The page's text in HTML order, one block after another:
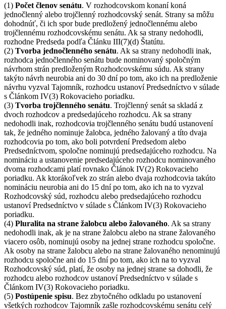
(1) Počet členov senátu. V rozhodcovskom konaní koná
jednočlenný alebo trojčlenný rozhodcovský senát. Strany sa môžu
dohodnúť, či ich spor bude predložený jednočlennému alebo
trojčlennému rozhodcovskému senátu. Ak sa strany nedohodli,
rozhodne Predseda podľa Článku III(7)(d) Štatútu.
(2) Tvorba jednočlenného senátu. Ak sa strany nedohodli inak,
rozhodca jednočlenného senátu bude nominovaný spoločným
návrhom strán predloženým Rozhodcovskému súdu. Ak strany
takýto návrh neurobia ani do 30 dní po tom, ako ich na predloženie
návrhu vyzval Tajomník, rozhodcu ustanoví Predsedníctvo v súlade
s Článkom IV(3) Rokovacieho poriadku.
(3) Tvorba trojčlenného senátu. Trojčlenný senát sa skladá z
dvoch rozhodcov a predsedajúceho rozhodcu. Ak sa strany
nedohodli inak, rozhodcovia trojčlenného senátu budú ustanovení
tak, že jedného nominuje žalobca, jedného žalovaný a títo dvaja
rozhodcovia po tom, ako boli potvrdení Predsedom alebo
Predsedníctvom, spoločne nominujú predsedajúceho rozhodcu. Na
nomináciu a ustanovenie predsedajúceho rozhodcu nominovaného
dvoma rozhodcami platí rovnako Článok IV(2) Rokovacieho
poriadku. Ak ktorákoľvek zo strán alebo dvaja rozhodcovia takúto
nomináciu neurobia ani do 15 dní po tom, ako ich na to vyzval
Rozhodcovský súd, rozhodcu alebo predsedajúceho rozhodcu
ustanoví Predsedníctvo v súlade s Článkom IV(3) Rokovacieho
poriadku.
(4) Pluralita na strane žalobcu alebo žalovaného. Ak sa strany
nedohodli inak, ak je na strane žalobcu alebo na strane žalovaného
viacero osôb, nominujú osoby na jednej strane rozhodcu spoločne.
Ak osoby na strane žalobcu alebo na strane žalovaného nenominujú
rozhodcu spoločne ani do 15 dní po tom, ako ich na to vyzval
Rozhodcovský súd, platí, že osoby na jednej strane sa dohodli, že
rozhodcu alebo rozhodcov ustanoví Predsedníctvo v súlade s
Článkom IV(3) Rokovacieho poriadku.
(5) Postúpenie spisu. Bez zbytočného odkladu po ustanovení
všetkých rozhodcov Tajomník zašle rozhodcovskému senátu celý